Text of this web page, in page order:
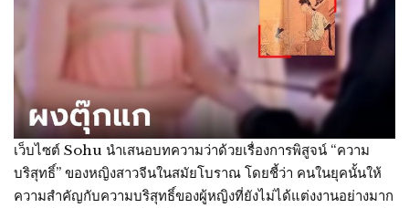
เว็บไซต์ Sohu นำเสนอบทความว่าด้วยเรื่องการพิสูจน์ “ความ
บริสุทธิ์” ของหญิงสาวจีนในสมัยโบราณ โดยชี้ว่า คนในยุคนั้นให้
ความสำคัญกับความบริสุทธิ์ของผู้หญิงที่ยังไม่ได้แต่งงานอย่างมาก